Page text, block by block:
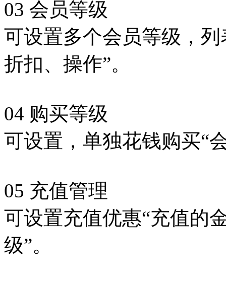
03 会员等级
可设置多个会员等级，
折扣、操作”。
04 购买等级
可设置，单独花钱购买“
05 充值管理
可设置充值优惠“充值的
级”。